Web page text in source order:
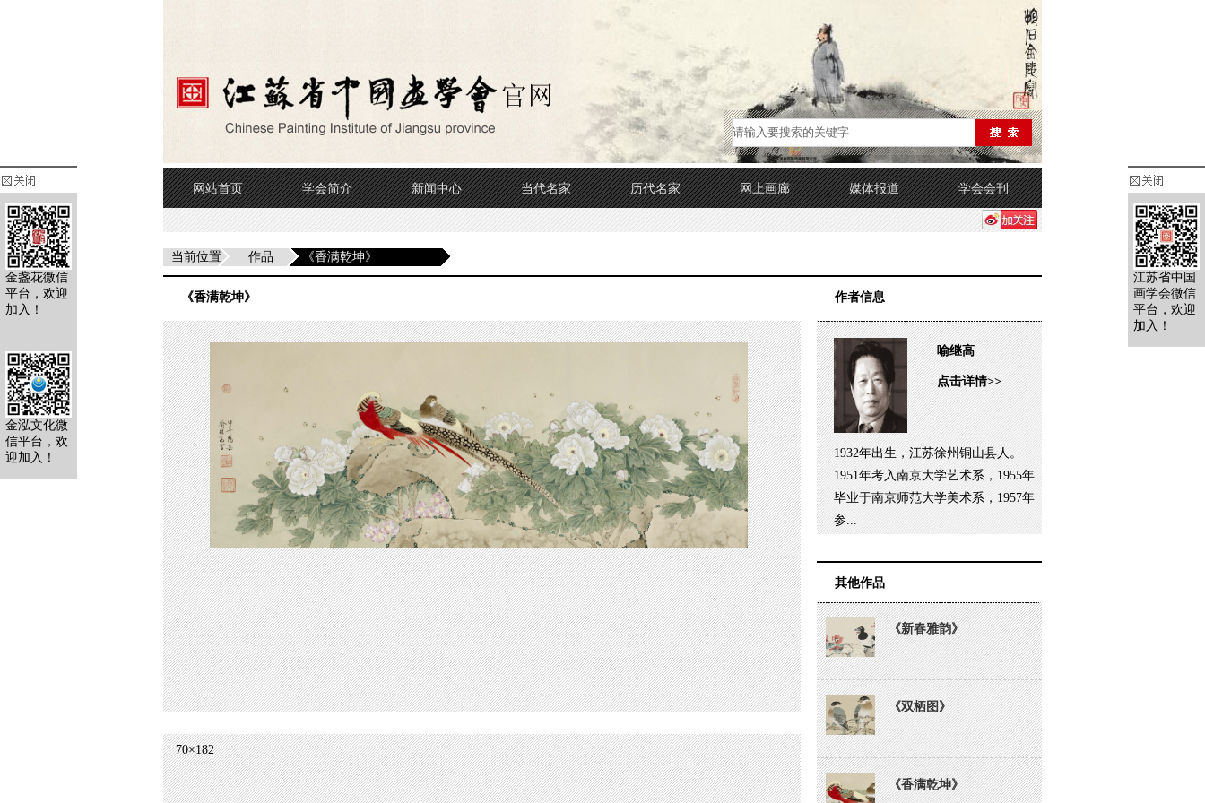
网站首页 学会简介 新闻中心 当代名家 历代名家 网上画廊 媒体报道 学会会刊
当前位置 作品 《香满乾坤》
《香满乾坤》
70×182
作者信息
喻继高
点击详情>>
1932年出生，江苏徐州铜山县人。
1951年考入南京大学艺术系，1955年
毕业于南京师范大学美术系，1957年
参...
其他作品
《新春雅韵》
《双栖图》
《香满乾坤》
金盏花微信
平台，欢迎
加入！
金泓文化微
信平台，欢
迎加入！
江苏省中国
画学会微信
平台，欢迎
加入！